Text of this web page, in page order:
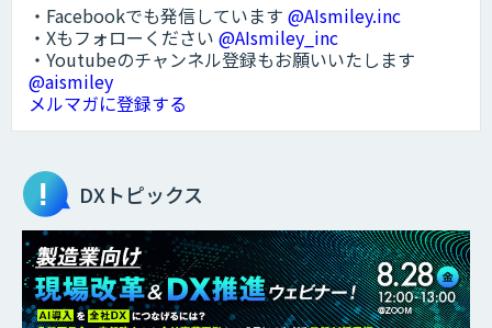
・Facebookでも発信しています @AIsmiley.inc
・Xもフォローください @AIsmiley_inc
・Youtubeのチャンネル登録もお願いいたします
@aismiley
メルマガに登録する
DXトピックス